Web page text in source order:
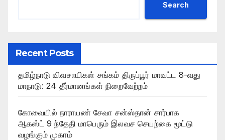
Search
Recent Posts
தமிழ்நாடு விவசாயிகள் சங்கம் திருப்பூர் மாவட்ட 8-வது
மாநாடு: 24 தீர்மானங்கள் நிறைவேற்றம்
கோவையில் நாராயண் சேவா சன்ஸ்தான் சார்பாக
ஆகஸ்ட் 9 ந்தேதி மாபெரும் இலவச செயற்கை மூட்டு
வழங்கும் முகாம்